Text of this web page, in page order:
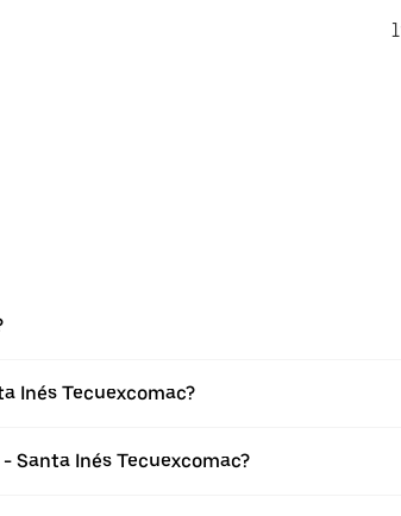
Inés Tecuexcomac?
Inés Tecuexcomac?